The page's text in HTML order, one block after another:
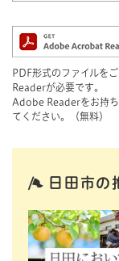
PDF形式のファイルを
Readerが必要です。
Adobe Readerをお持ち
てください。（無料）
日田市の